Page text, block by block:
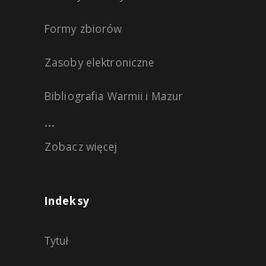
Formy zbiorów
Zasoby elektroniczne
Bibliografia Warmii i Mazur
...
Zobacz więcej
Indeksy
Tytuł